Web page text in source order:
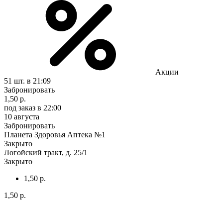
Акции
51 шт. в 21:09
Забронировать
1,50 р.
под заказ в 22:00
10 августа
Забронировать
Планета Здоровья Аптека №1
Закрыто
Логойский тракт, д. 25/1
Закрыто
1,50 р.
1,50 р.